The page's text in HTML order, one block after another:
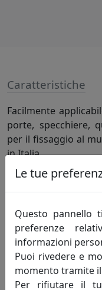
Caratteristiche
Facilmente
porte, specchiere,
per il fissaggio al
in Italia.
Specifiche
Legno, dimensioni
Informazioni sul
Le tue
Questo pannello
preferenze
informazioni
Puoi rivedere e
momento tramite
Per rifiutare il